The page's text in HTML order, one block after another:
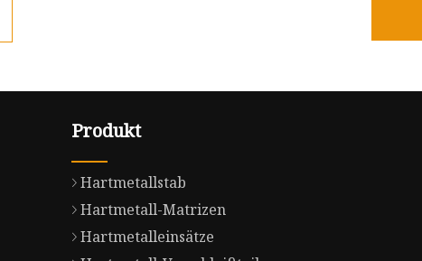
Produkt
Hartmetallstab
Hartmetall-Matrizen
Hartmetalleinsätze